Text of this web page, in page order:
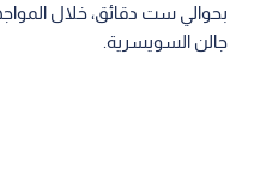
بحوالي ست دقائق، خلال
جالن السويسرية.